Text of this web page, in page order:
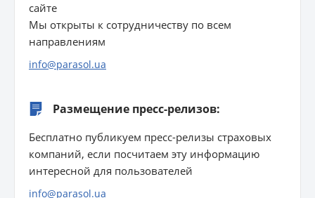
сайте
Мы открыты к сотрудничеству по всем
направлениям
info@parasol.ua
Размещение пресс-релизов:
Бесплатно публикуем пресс-релизы страховых
компаний, если посчитаем эту информацию
интересной для пользователей
info@parasol.ua